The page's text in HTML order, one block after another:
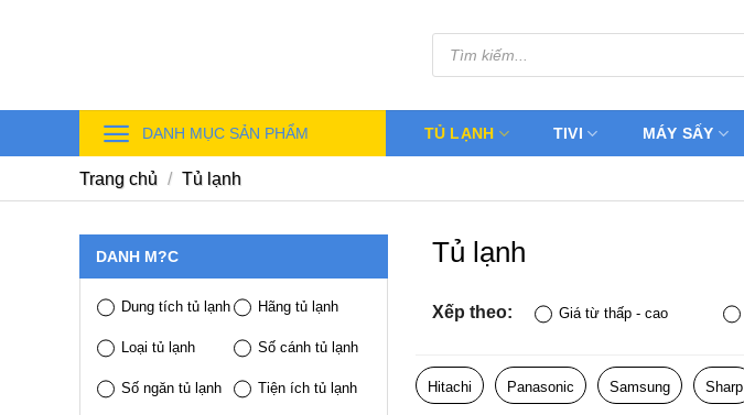
Tìm
kiếm
sản
DANH MỤC SẢN PHẨM TỦ LẠNH TIVI MÁY SẤY
Trang chủ / Tủ lạnh
DANH M?C
Dung tích tủ lạnh Hãng tủ lạnh
Loại tủ lạnh Số cánh tủ lạnh
Số ngăn tủ lạnh Tiện ích tủ lạnh
Tủ lạnh
Xếp theo: Giá từ thấp - cao
Hitachi Panasonic Samsung Sharp